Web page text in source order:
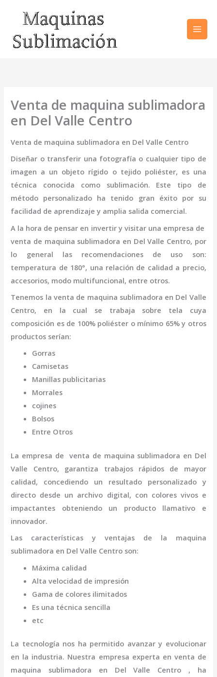
contenido
Venta de maquina sublimadora
en Del Valle Centro
Venta de maquina sublimadora en Del Valle Centro
Diseñar o transferir una fotografía o cualquier tipo de
imagen a un objeto rígido o tejido poliéster, es una
técnica conocida como sublimación. Este tipo de
método personalizado ha tenido gran éxito por su
facilidad de aprendizaje y amplia salida comercial.
A la hora de pensar en invertir y visitar una empresa de
venta de maquina sublimadora en Del Valle Centro, por
lo general las recomendaciones de uso son:
temperatura de 180°, una relación de calidad a precio,
accesorios, modo multifuncional, entre otros.
Tenemos la venta de maquina sublimadora en Del Valle
Centro, en la cual se trabaja sobre tela cuya
composición es de 100% poliéster o mínimo 65% y otros
productos serían:
Gorras
Camisetas
Manillas publicitarias
Morrales
cojines
Bolsos
Entre Otros
La empresa deventa de maquina sublimadora en Del
Valle Centro, garantiza trabajos rápidos de mayor
calidad, concediendo un resultado personalizado y
directo desde un archivo digital, con colores vivos e
impactantes obteniendo un producto llamativo e
innovador.
Las características y ventajas de la maquina
sublimadora en Del Valle Centro son:
Máxima calidad
Alta velocidad de impresión
Gama de colores ilimitados
Es una técnica sencilla
etc
La tecnología nos ha permitido avanzar y evolucionar
en la industria. Nuestra empresa experta en venta de
maquina sublimadora en Del Valle Centro , ha